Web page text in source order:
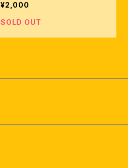
¥2,000
SOLD OUT